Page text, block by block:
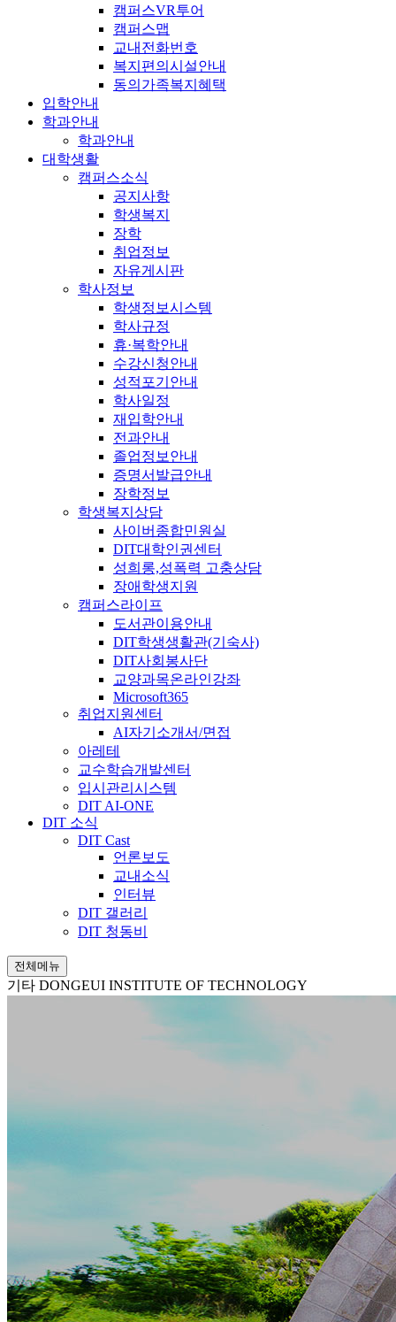
캠퍼스VR투어
캠퍼스맵
교내전화번호
복지편의시설안내
동의가족복지혜택
입학안내
학과안내
학과안내
대학생활
캠퍼스소식
공지사항
학생복지
장학
취업정보
자유게시판
학사정보
학생정보시스템
학사규정
휴·복학안내
수강신청안내
성적포기안내
학사일정
재입학안내
전과안내
졸업정보안내
증명서발급안내
장학정보
학생복지상담
사이버종합민원실
DIT대학인권센터
성희롱,성폭력 고충상담
장애학생지원
캠퍼스라이프
도서관이용안내
DIT학생생활관(기숙사)
DIT사회봉사단
교양과목온라인강좌
Microsoft365
취업지원센터
AI자기소개서/면접
아레테
교수학습개발센터
입시관리시스템
DIT AI-ONE
DIT 소식
DIT Cast
언론보도
교내소식
인터뷰
DIT 갤러리
DIT 청동비
전체메뉴
기타 DONGEUI INSTITUTE OF TECHNOLOGY